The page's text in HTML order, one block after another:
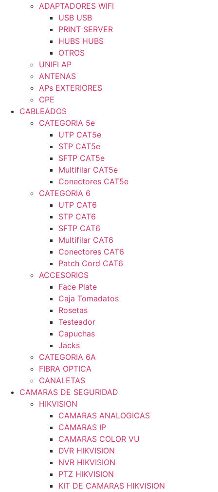
ADAPTADORES WIFI
USB USB
PRINT SERVER
HUBS HUBS
OTROS
UNIFI AP
ANTENAS
APs EXTERIORES
CPE
CABLEADOS
CATEGORIA 5e
UTP CAT5e
STP CAT5e
SFTP CAT5e
Multifilar CAT5e
Conectores CAT5e
CATEGORIA 6
UTP CAT6
STP CAT6
SFTP CAT6
Multifilar CAT6
Conectores CAT6
Patch Cord CAT6
ACCESORIOS
Face Plate
Caja Tomadatos
Rosetas
Testeador
Capuchas
Jacks
CATEGORIA 6A
FIBRA OPTICA
CANALETAS
CAMARAS DE SEGURIDAD
HIKVISION
CAMARAS ANALOGICAS
CAMARAS IP
CAMARAS COLOR VU
DVR HIKVISION
NVR HIKVISION
PTZ HIKVISION
KIT DE CAMARAS HIKVISION